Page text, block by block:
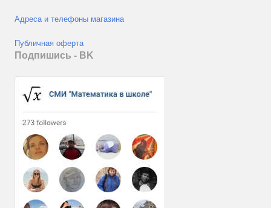
Адреса и телефоны магазина
Публичная оферта
Подпишись - ВK